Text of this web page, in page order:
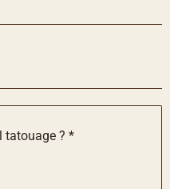
tatouage ? *